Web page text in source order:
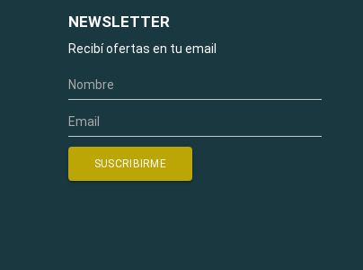
NEWSLETTER
Recibí ofertas en tu email